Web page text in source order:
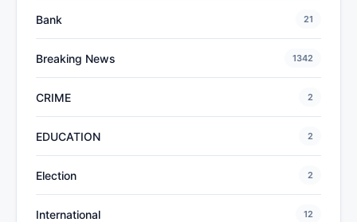
Bank 21
Breaking News 1342
CRIME 2
EDUCATION 2
Election 2
International 12